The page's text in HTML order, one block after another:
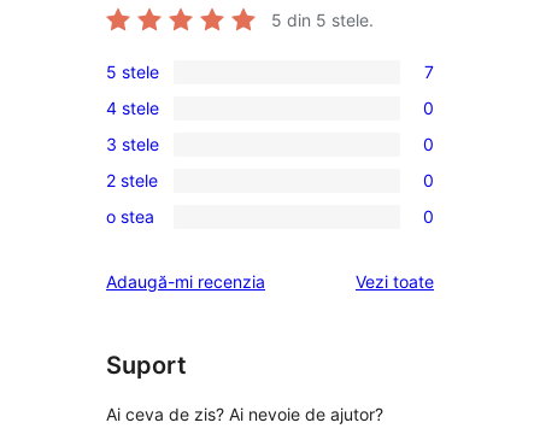
5 din 5 stele.
7
5
–
recenzii
(stele)
5 stele 7
0
4
–
recenzii
4 stele 0
0
3
–
(stele)
3 stele 0
0
2
recenzii
2 stele 0
0
–
(stele)
o stea 0
Adaugă-mi recenzia Vezi toaterecenziile
Suport
Ai ceva de zis? Ai nevoie de ajutor?